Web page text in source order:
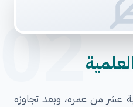
02
عشر من عمره، وبعد تجاوزه